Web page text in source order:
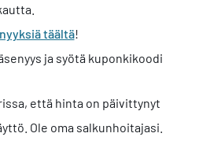
täältä!
ja syötä kuponkikoodi
että hinta on päivittynyt
Ole oma salkunhoitajasi.